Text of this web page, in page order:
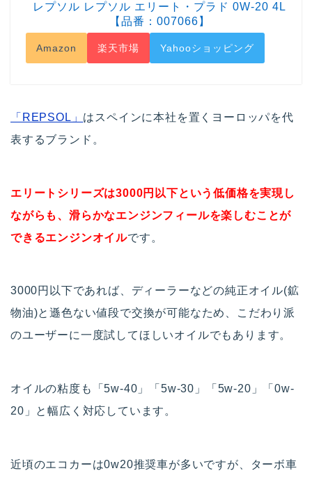
レプソル レプソル エリート・プラド 0W-20 4L
【品番：007066】
Amazon 楽天市場 Yahooショッピング
「REPSOL」 はスペインに本社を置くヨーロッパを代
表するブランド。
エリートシリーズは3000円以下という低価格を実現し
ながらも、滑らかなエンジンフィールを楽しむことが
できるエンジンオイルです。
3000円以下であれば、ディーラーなどの純正オイル(鉱
物油)と遜色ない値段で交換が可能なため、こだわり派
のユーザーに一度試してほしいオイルでもあります。
オイルの粘度も「5w-40」「5w-30」「5w-20」「0w-
20」と幅広く対応しています。
近頃のエコカーは0w20推奨車が多いですが、ターボ車